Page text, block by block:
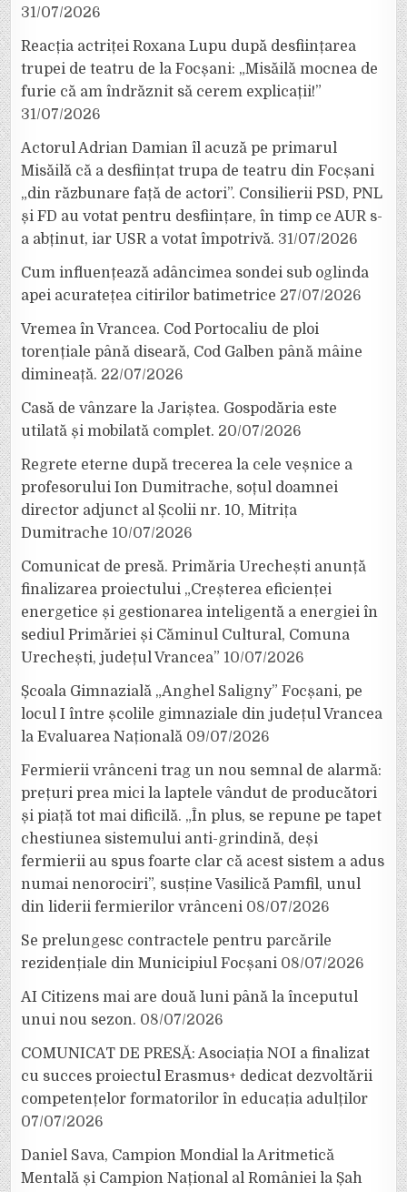
31/07/2026
Reacția actriței Roxana Lupu după desființarea
trupei de teatru de la Focșani: „Misăilă mocnea de
furie că am îndrăznit să cerem explicații!”
31/07/2026
Actorul Adrian Damian îl acuză pe primarul
Misăilă că a desființat trupa de teatru din Focșani
„din răzbunare față de actori”. Consilierii PSD, PNL
și FD au votat pentru desființare, în timp ce AUR s-
a abținut, iar USR a votat împotrivă. 31/07/2026
Cum influențează adâncimea sondei sub oglinda
apei acuratețea citirilor batimetrice 27/07/2026
Vremea în Vrancea. Cod Portocaliu de ploi
torențiale până diseară, Cod Galben până mâine
dimineață. 22/07/2026
Casă de vânzare la Jariștea. Gospodăria este
utilată și mobilată complet. 20/07/2026
Regrete eterne după trecerea la cele veșnice a
profesorului Ion Dumitrache, soțul doamnei
director adjunct al Școlii nr. 10, Mitrița
Dumitrache 10/07/2026
Comunicat de presă. Primăria Urechești anunță
finalizarea proiectului „Creșterea eficienței
energetice și gestionarea inteligentă a energiei în
sediul Primăriei și Căminul Cultural, Comuna
Urechești, județul Vrancea” 10/07/2026
Școala Gimnazială „Anghel Saligny” Focșani, pe
locul I între școlile gimnaziale din județul Vrancea
la Evaluarea Națională 09/07/2026
Fermierii vrânceni trag un nou semnal de alarmă:
prețuri prea mici la laptele vândut de producători
și piață tot mai dificilă. „În plus, se repune pe tapet
chestiunea sistemului anti-grindină, deși
fermierii au spus foarte clar că acest sistem a adus
numai nenorociri”, susține Vasilică Pamfil, unul
din liderii fermierilor vrânceni 08/07/2026
Se prelungesc contractele pentru parcările
rezidențiale din Municipiul Focșani 08/07/2026
AI Citizens mai are două luni până la începutul
unui nou sezon. 08/07/2026
COMUNICAT DE PRESĂ: Asociația NOI a finalizat
cu succes proiectul Erasmus+ dedicat dezvoltării
competențelor formatorilor în educația adulților
07/07/2026
Daniel Sava, Campion Mondial la Aritmetică
Mentală și Campion Național al României la Șah